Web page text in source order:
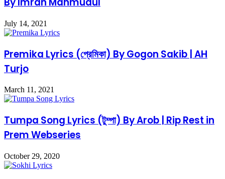
July 14, 2021
Premika Lyrics (প্রেমিকা) By Gogon Sakib | AH
Turjo
March 11, 2021
Tumpa Song Lyrics (টুম্পা) By Arob | Rip Rest in
Prem Webseries
October 29, 2020